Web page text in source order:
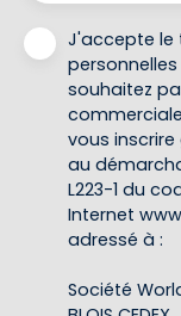
J'accepte le
personnelles
souhaitez
vous
au
L223-1 du
Internet
adressé à :
Société